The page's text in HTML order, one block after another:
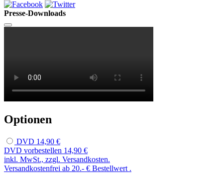
Presse-Downloads
Optionen
DVD 14,90 €
DVD vorbestellen 14,90 €
inkl. MwSt., zzgl. Versandkosten.
Versandkostenfrei ab 20.- € Bestellwert .